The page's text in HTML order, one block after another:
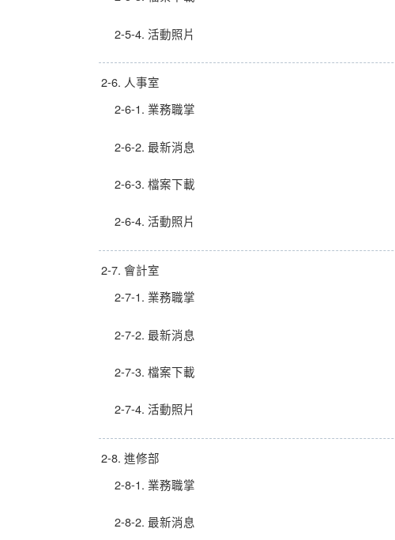
2-5-4. 活動照片
2-6. 人事室
2-6-1. 業務職掌
2-6-2. 最新消息
2-6-3. 檔案下載
2-6-4. 活動照片
2-7. 會計室
2-7-1. 業務職掌
2-7-2. 最新消息
2-7-3. 檔案下載
2-7-4. 活動照片
2-8. 進修部
2-8-1. 業務職掌
2-8-2. 最新消息